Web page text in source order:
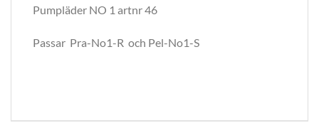
Pumpläder NO 1 artnr 46
Passar Pra-No1-R och Pel-No1-S